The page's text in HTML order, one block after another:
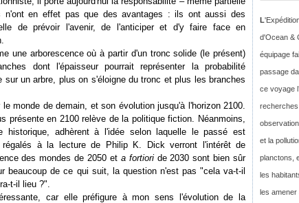
n'ont en effet pas que des avantages : ils ont aussi des
de prévoir l'avenir, de l'anticiper et d'y faire face en
une arborescence où à partir d'un tronc solide (le présent)
dont l'épaisseur pourrait représenter la probabilité
sur un arbre, plus on s'éloigne du tronc et plus les branches
monde de demain, et son évolution jusqu'à l'horizon 2100.
présente en 2100 relève de la politique fiction. Néanmoins,
historique, adhèrent à l'idée selon laquelle le passé est
à la lecture de Philip K. Dick verront l'intérêt de
des mondes de 2050 et a fortioride 2030 sont bien sûr
beaucoup de ce qui suit, la question n'est pas "cela va-t-il
t-il lieu ?".
car elle préfigure à mon sens l'évolution de la
L
d'Ocean &
équipage
passage
ce voyage
recherches
et la
planctons,
les
les amener